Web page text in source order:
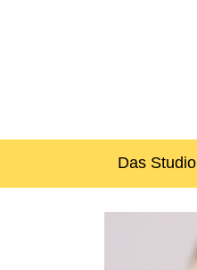
Das Studio